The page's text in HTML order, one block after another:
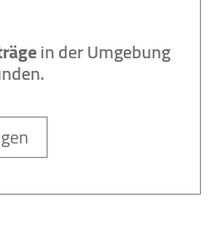
in der Umgebung